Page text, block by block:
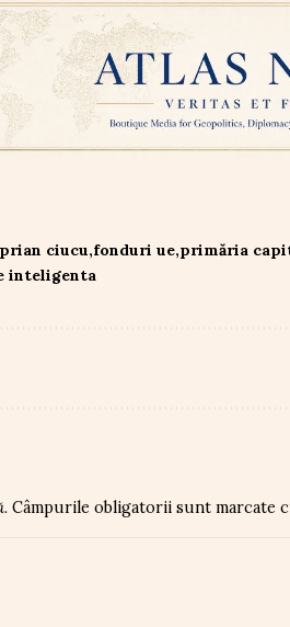
ciucu fonduri ue primăria
inteligenta
Câmpurile obligatorii sunt marcate